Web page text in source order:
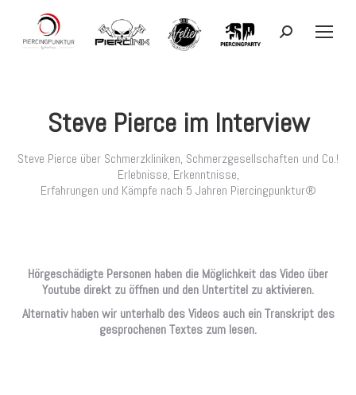
Search:
Steve Pierce im Interview
Steve Pierce über Schmerzkliniken, Schmerzgesellschaften und Co.!
Erlebnisse, Erkenntnisse,
Erfahrungen und Kämpfe nach 5 Jahren Piercingpunktur®
Hörgeschädigte Personen haben die Möglichkeit das Video über
Youtube direkt zu öffnen und den Untertitel zu aktivieren.
Alternativ haben wir unterhalb des Videos auch ein Transkript des
gesprochenen Textes zum lesen.